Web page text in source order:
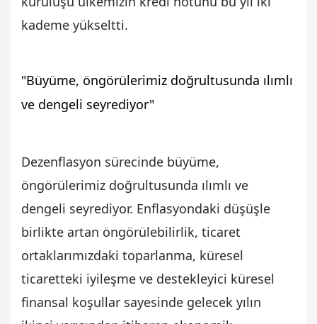
kademe yükseltti.
"Büyüme, öngörülerimiz doğrultusunda ılımlı
ve dengeli seyrediyor"
Dezenflasyon sürecinde büyüme,
öngörülerimiz doğrultusunda ılımlı ve
dengeli seyrediyor. Enflasyondaki düşüşle
birlikte artan öngörülebilirlik, ticaret
ortaklarımızdaki toparlanma, küresel
ticaretteki iyileşme ve destekleyici küresel
finansal koşullar sayesinde gelecek yılın